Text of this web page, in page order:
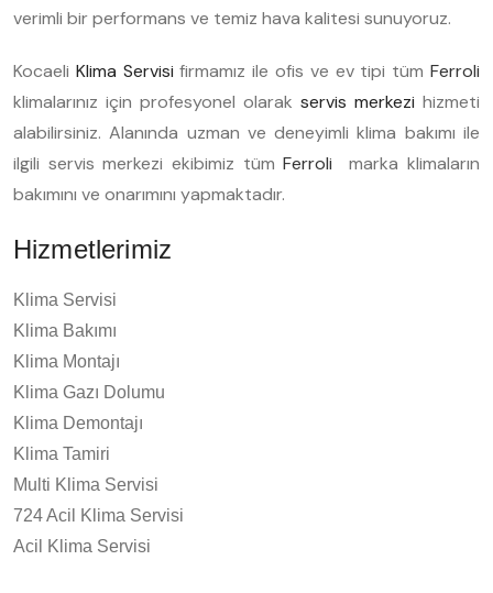
verimli bir performans ve temiz hava kalitesi sunuyoruz.
Kocaeli Klima Servisifirmamız ile ofis ve ev tipi tümFerroli
klimalarınız için profesyonel olarak servis merkezi hizmeti
alabilirsiniz. Alanında uzman ve deneyimli klima bakımı ile
ilgili servis merkezi ekibimiz tümFerrolimarka klimaların
bakımını ve onarımını yapmaktadır.
Hizmetlerimiz
Klima Servisi
Klima Bakımı
Klima Montajı
Klima Gazı Dolumu
Klima Demontajı
Klima Tamiri
Multi Klima Servisi
724 Acil Klima Servisi
Acil Klima Servisi